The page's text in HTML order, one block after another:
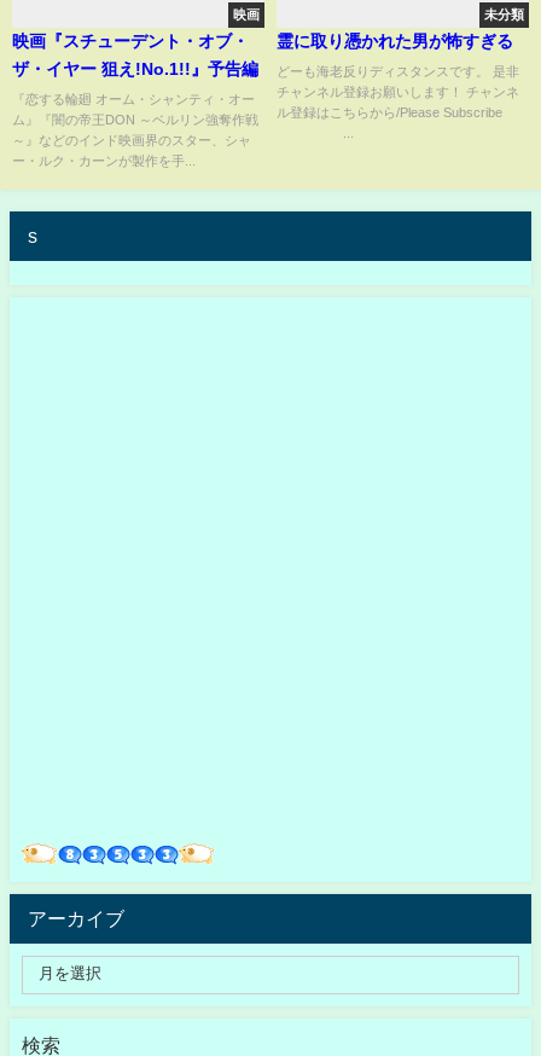
映画
映画『スチューデント・オブ・
ザ・イヤー 狙え!No.1!!』予告編
『恋する輪廻 オーム・シャンティ・オー
ム』『闇の帝王DON ～ベルリン強奪作戦
～』などのインド映画界のスター、シャ
ー・ルク・カーンが製作を手...
未分類
霊に取り憑かれた男が怖すぎる
どーも海老反りディスタンスです。 是非
チャンネル登録お願いします！ チャンネ
ル登録はこちらから/Please Subscribe
s
アーカイブ
検索